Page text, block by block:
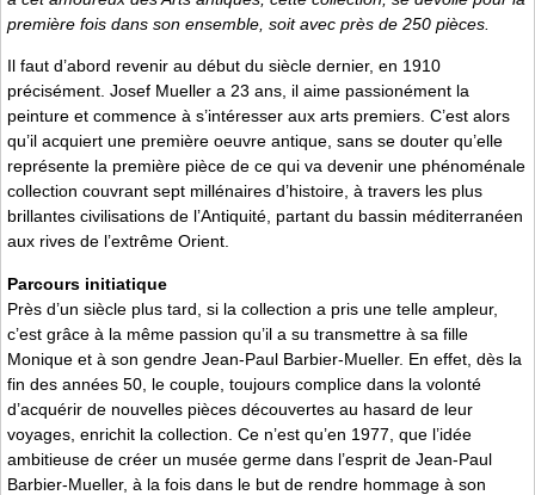
première fois dans son ensemble, soit avec près de 250 pièces.
Il faut d’abord revenir au début du siècle dernier, en 1910
précisément. Josef Mueller a 23 ans, il aime passionément la
peinture et commence à s’intéresser aux arts premiers. C’est alors
qu’il acquiert une première oeuvre antique, sans se douter qu’elle
représente la première pièce de ce qui va devenir une phénoménale
collection couvrant sept millénaires d’histoire, à travers les plus
brillantes civilisations de l’Antiquité, partant du bassin méditerranéen
aux rives de l’extrême Orient.
Parcours initiatique
Près d’un siècle plus tard, si la collection a pris une telle ampleur,
c’est grâce à la même passion qu’il a su transmettre à sa fille
Monique et à son gendre Jean-Paul Barbier-Mueller. En effet, dès la
fin des années 50, le couple, toujours complice dans la volonté
d’acquérir de nouvelles pièces découvertes au hasard de leur
voyages, enrichit la collection. Ce n’est qu’en 1977, que l’idée
ambitieuse de créer un musée germe dans l’esprit de Jean-Paul
Barbier-Mueller, à la fois dans le but de rendre hommage à son